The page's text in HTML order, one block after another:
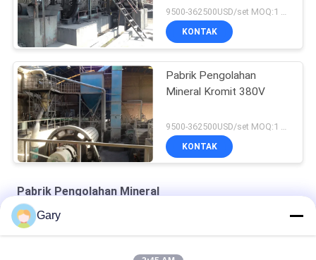
9500-362500USD/set MOQ:1 set
KONTAK
Pabrik Pengolahan
Mineral Kromit 380V
9500-362500USD/set MOQ:1 set
KONTAK
Pabrik Pengolahan Mineral
Keramik Struktural Zirconia
Gary